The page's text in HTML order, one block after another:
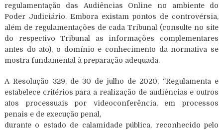
regulamentação das Audiências Online no ambiente do
Poder Judiciário. Embora existam pontos de controvérsia,
além de regulamentações de cada Tribunal (consulte no site
do respectivo Tribunal as informações complementares
antes do ato), o domínio e conhecimento da normativa se
mostra fundamental à preparação adequada.
A Resolução 329, de 30 de julho de 2020, “Regulamenta e
estabelece critérios para a realização de audiências e outros
atos processuais por videoconferência, em processos
penais e de execução penal,
durante o estado de calamidade pública, reconhecido pelo